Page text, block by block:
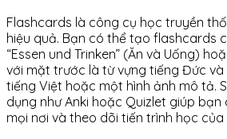
Flashcards là công cụ học truyền
hiệu quả. Bạn có thể tạo flashcards
“Essen und Trinken” (Ăn và Uống)
với mặt trước là từ vựng tiếng Đức và
tiếng Việt hoặc một hình ảnh mô tả.
dụng như Anki hoặc Quizlet giúp
mọi nơi và theo dõi tiến trình học của